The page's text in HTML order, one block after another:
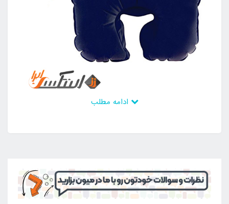
دادن این موارد داخل گوش خود می توانید از شر سر و
صداهای اطراف خود در امان باشید. تمامی این سه مورد در